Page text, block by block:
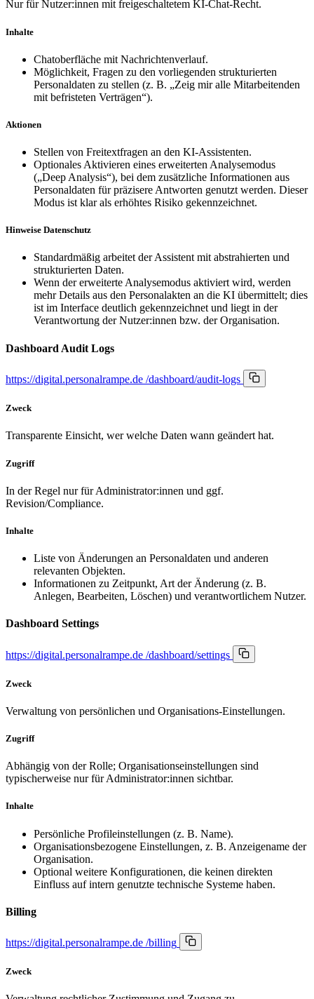
Nur für Nutzer:innen mit freigeschaltetem KI-Chat-Recht.
Inhalte
Chatoberfläche mit Nachrichtenverlauf.
Möglichkeit, Fragen zu den vorliegenden strukturierten
Personaldaten zu stellen (z. B. „Zeig mir alle Mitarbeitenden
mit befristeten Verträgen“).
Aktionen
Stellen von Freitextfragen an den KI-Assistenten.
Optionales Aktivieren eines erweiterten Analysemodus
(„Deep Analysis“), bei dem zusätzliche Informationen aus
Personaldaten für präzisere Antworten genutzt werden. Dieser
Modus ist klar als erhöhtes Risiko gekennzeichnet.
Hinweise Datenschutz
Standardmäßig arbeitet der Assistent mit abstrahierten und
strukturierten Daten.
Wenn der erweiterte Analysemodus aktiviert wird, werden
mehr Details aus den Personalakten an die KI übermittelt; dies
ist im Interface deutlich gekennzeichnet und liegt in der
Verantwortung der Nutzer:innen bzw. der Organisation.
Dashboard Audit Logs
https://digital.personalrampe.de /dashboard/audit-logs
Zweck
Transparente Einsicht, wer welche Daten wann geändert hat.
Zugriff
In der Regel nur für Administrator:innen und ggf.
Revision/Compliance.
Inhalte
Liste von Änderungen an Personaldaten und anderen
relevanten Objekten.
Informationen zu Zeitpunkt, Art der Änderung (z. B.
Anlegen, Bearbeiten, Löschen) und verantwortlichem Nutzer.
Dashboard Settings
https://digital.personalrampe.de /dashboard/settings
Zweck
Verwaltung von persönlichen und Organisations-Einstellungen.
Zugriff
Abhängig von der Rolle; Organisationseinstellungen sind
typischerweise nur für Administrator:innen sichtbar.
Inhalte
Persönliche Profileinstellungen (z. B. Name).
Organisationsbezogene Einstellungen, z. B. Anzeigename der
Organisation.
Optional weitere Konfigurationen, die keinen direkten
Einfluss auf intern genutzte technische Systeme haben.
Billing
https://digital.personalrampe.de /billing
Zweck